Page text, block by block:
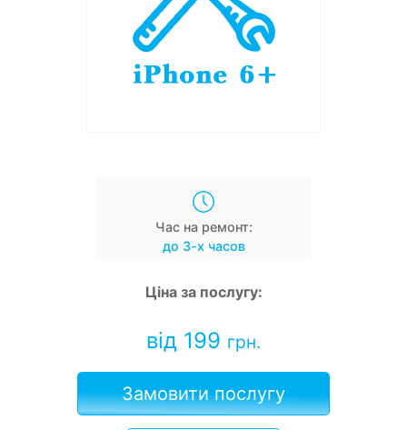
Час на ремонт:
до 3-х часов
Ціна за послугу:
від 199 грн.
Замовити послугу